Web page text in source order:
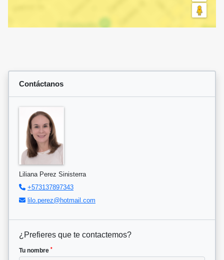
Contáctanos
Liliana Perez Sinisterra
+573137897343
lilo.perez@hotmail.com
¿Prefieres que te contactemos?
Tu nombre *